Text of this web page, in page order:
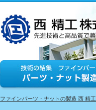
ファインパーツ・ナットの製造 西 精工